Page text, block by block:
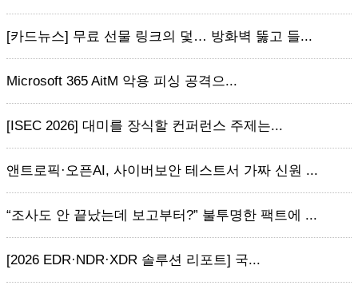
[카드뉴스] 무료 선물 링크의 덫… 방화벽 뚫고 들...
Microsoft 365 AitM 악용 피싱 공격으...
[ISEC 2026] 대미를 장식할 컨퍼런스 주제는...
앤트로픽·오픈AI, 사이버보안 테스트서 가짜 신원 ...
“조사도 안 끝났는데 보고부터?” 불투명한 팩트에 ...
[2026 EDR·NDR·XDR 솔루션 리포트] 국...